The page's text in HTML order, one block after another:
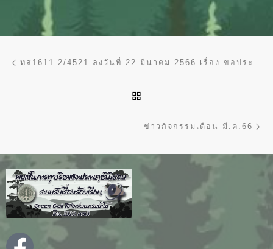
ทส1611.2/4521 ลงวันที่ 22 มีนาคม 2566 เรื่อง ขอประชาสัมพันธ์ทุนฝึกอบรมออนไลน์ของ NATIONAL ACADEMY OF FORESTRY AND GRASSLAND ADMINISTRATION (NAFGA) สาธารณรัฐประชาชนจีน
ข่าวกิจกรรมเดือน มี.ค.66